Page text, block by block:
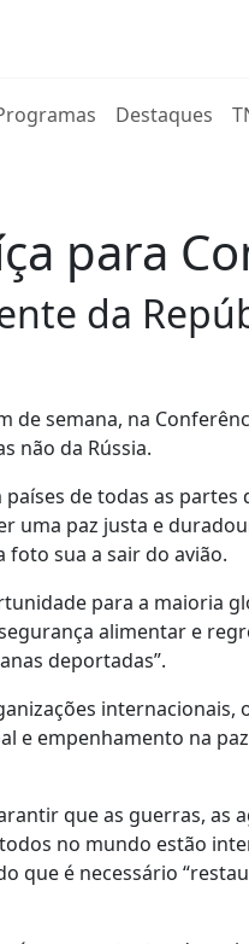
Destaques
para
da
de semana, na
não da Rússia.
de todas as partes
uma paz justa e
foto sua a sair do avião.
para a maioria
alimentar e
deportadas”.
internacionais,
e empenhamento na
que as guerras, as
no mundo estão
que é necessário